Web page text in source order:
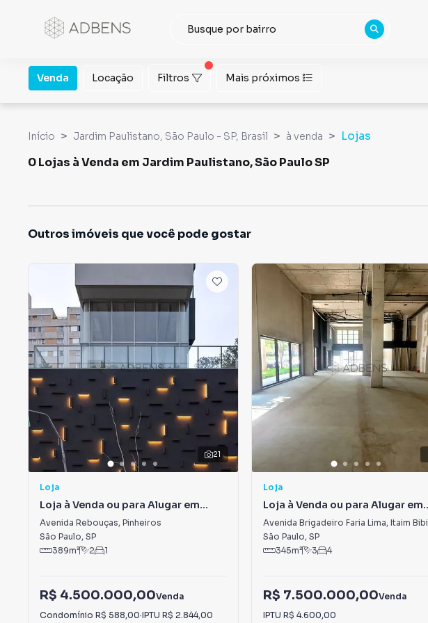
Venda Locação Filtros Mais próximos
Início Jardim Paulistano, São Paulo - SP, Brasil à venda
Lojas
0 Lojas à Venda em Jardim Paulistano, São Paulo SP
Outros imóveis que você pode gostar
21
Loja
Loja à Venda ou para Alugar em
Pinheiros
Avenida Rebouças, Pinheiros
São Paulo, SP
389m² 2 1
R$ 4.500.000,00Venda
Condomínio R$ 588,00·IPTU R$ 2.844,00
Loja
Loja à Venda ou para Alugar em
Itaim Bibi
Avenida Brigadeiro Faria Lima, Itaim Bibi
São Paulo, SP
345m² 3 4
R$ 7.500.000,00Venda
IPTU R$ 4.600,00